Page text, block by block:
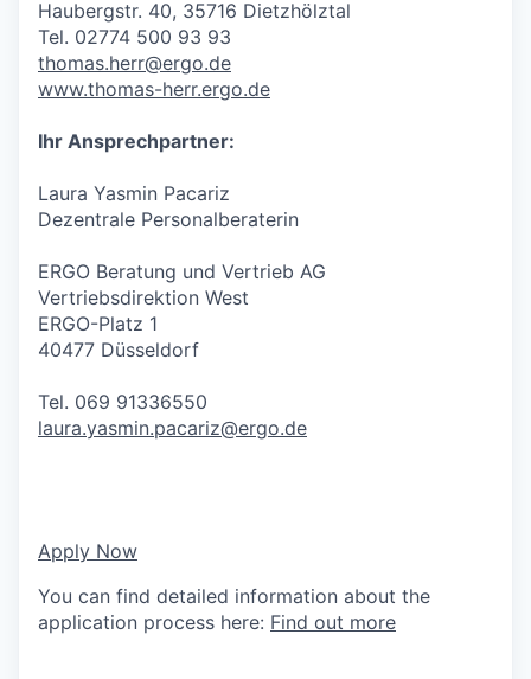
Haubergstr. 40, 35716 Dietzhölztal
Tel. 02774 500 93 93
thomas.herr@ergo.de
www.thomas-herr.ergo.de
Ihr Ansprechpartner:
Laura Yasmin Pacariz
Dezentrale Personalberaterin
ERGO Beratung und Vertrieb AG
Vertriebsdirektion West
ERGO-Platz 1
40477 Düsseldorf
Tel. 069 91336550
laura.yasmin.pacariz@ergo.de
Apply Now
You can find detailed information about the
application process here: Find out more